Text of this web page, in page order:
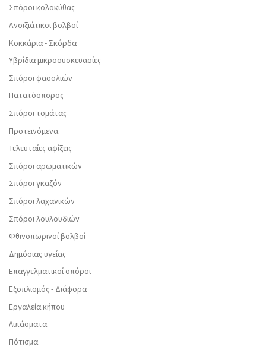
Σπόροι κολοκύθας
Ανοιξιάτικοι βολβοί
Κοκκάρια - Σκόρδα
Υβρίδια μικροσυσκευασίες
Σπόροι φασολιών
Πατατόσπορος
Σπόροι τομάτας
Προτεινόμενα
Τελευταίες αφίξεις
Σπόροι αρωματικών
Σπόροι γκαζόν
Σπόροι λαχανικών
Σπόροι λουλουδιών
Φθινοπωρινοί βολβοί
Δημόσιας υγείας
Επαγγελματικοί σπόροι
Εξοπλισμός - Διάφορα
Εργαλεία κήπου
Λιπάσματα
Πότισμα